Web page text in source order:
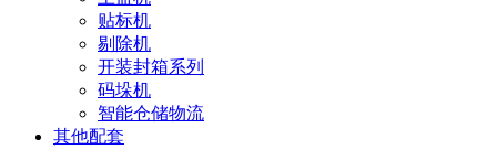
贴标机
剔除机
开装封箱系列
码垛机
智能仓储物流
其他配套